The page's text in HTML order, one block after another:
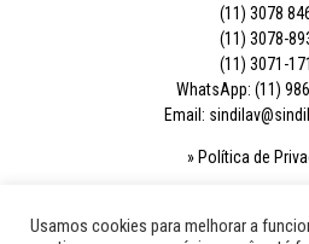
(11) 3078
(11) 3078-
(11) 3071-
WhatsApp: (11)
Email:
Política de
Usamos cookies para melhorar a